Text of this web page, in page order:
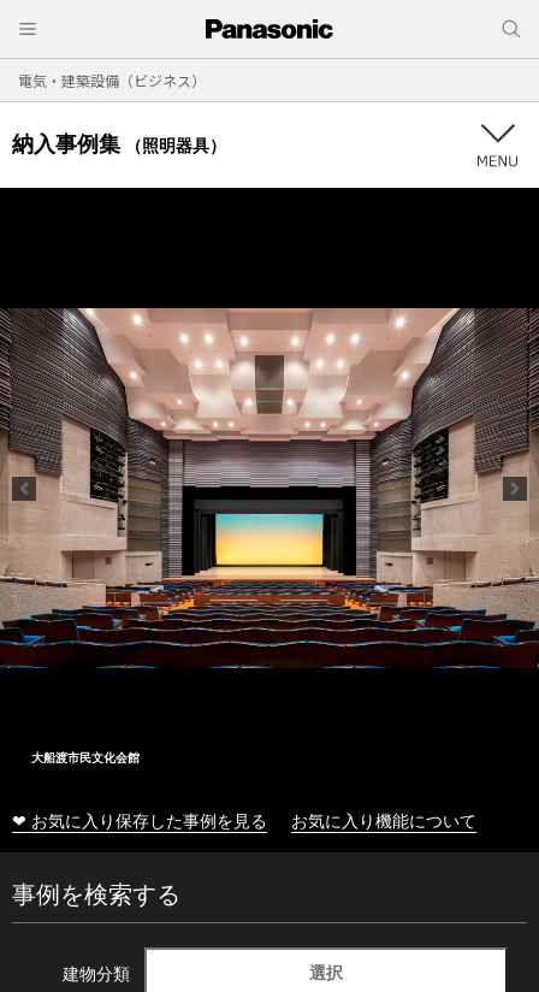
電気・建築設備（ビジネス）
納入事例集 （照明器具）
大船渡市民文化会館
❤ お気に入り保存した事例を見る お気に入り機能について
事例を検索する
建物分類 選択